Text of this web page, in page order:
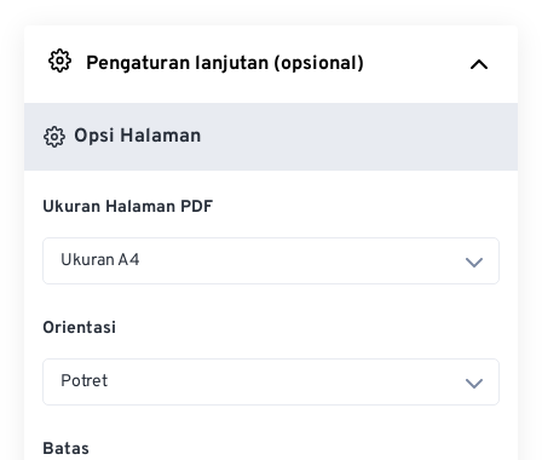
Pengaturan lanjutan (opsional)
Opsi Halaman
Ukuran Halaman PDF
Ukuran A4
Orientasi
Potret
Batas